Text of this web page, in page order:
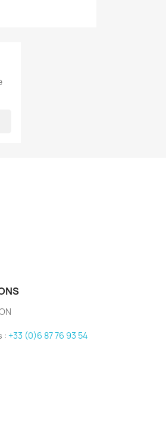
: +33 (0)6 87 76 93 54